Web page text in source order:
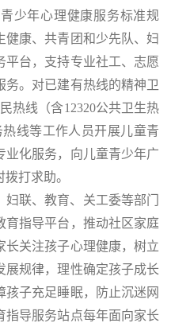
少年心理健康服务标准规
健康、共青团和少先队、妇
平台，支持专业社工、志愿
务。对已建有热线的精神卫
热线（含12320公共卫生热
线等工作人员开展儿童青
业化服务，向儿童青少年广
打求助。
妇联、教育、关工委等部门
育指导平台，推动社区家庭
长关注孩子心理健康，树立
展规律，理性确定孩子成长
子充足睡眠，防止沉迷网
指导服务站点每年面向家长